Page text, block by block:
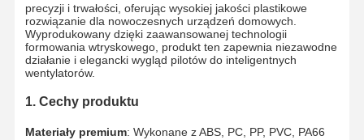
precyzji i trwałości, oferując wysokiej jakości plastikowe
rozwiązanie dla nowoczesnych urządzeń domowych.
Wyprodukowany dzięki zaawansowanej technologii
formowania wtryskowego, produkt ten zapewnia niezawodne
działanie i elegancki wygląd pilotów do inteligentnych
wentylatorów.
1. Cechy produktu
Materiały premium: Wykonane z ABS, PC, PP, PVC, PA66